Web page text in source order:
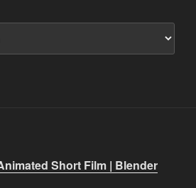
Short Film | Blender